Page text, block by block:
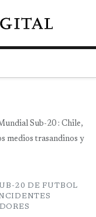
principal
Sub-20 : Chile,
medios trasandinos y
20 DE FUTBOL